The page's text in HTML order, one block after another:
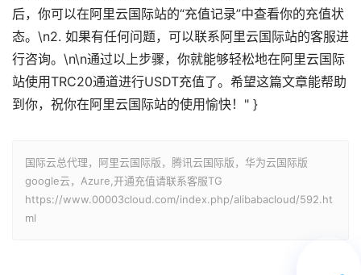
后，你可以在阿里云国际站的“充值记录”中查看你的充值状
态。\n2. 如果有任何问题，可以联系阿里云国际站的客服进
行咨询。\n\n通过以上步骤，你就能够轻松地在阿里云国际
站使用TRC20通道进行USDT充值了。希望这篇文章能帮助
到你，祝你在阿里云国际站的使用愉快！" }
国际云总代理，阿里云国际版，腾讯云国际版，华为云国际版
google云，Azure,开通充值请联系客服TG
https://www.00003cloud.com/index.php/alibabacloud/592.ht
ml